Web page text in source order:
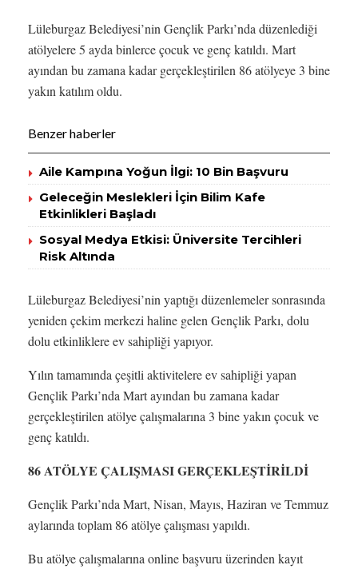
Lüleburgaz Belediyesi’nin Gençlik Parkı’nda düzenlediği
atölyelere 5 ayda binlerce çocuk ve genç katıldı. Mart
ayından bu zamana kadar gerçekleştirilen 86 atölyeye 3 bine
yakın katılım oldu.
Benzer haberler
Aile Kampına Yoğun İlgi: 10 Bin Başvuru
Geleceğin Meslekleri İçin Bilim Kafe
Etkinlikleri Başladı
Sosyal Medya Etkisi: Üniversite Tercihleri
Risk Altında
Lüleburgaz Belediyesi’nin yaptığı düzenlemeler sonrasında
yeniden çekim merkezi haline gelen Gençlik Parkı, dolu
dolu etkinliklere ev sahipliği yapıyor.
Yılın tamamında çeşitli aktivitelere ev sahipliği yapan
Gençlik Parkı’nda Mart ayından bu zamana kadar
gerçekleştirilen atölye çalışmalarına 3 bine yakın çocuk ve
genç katıldı.
86 ATÖLYE ÇALIŞMASI GERÇEKLEŞTİRİLDİ
Gençlik Parkı’nda Mart, Nisan, Mayıs, Haziran ve Temmuz
aylarında toplam 86 atölye çalışması yapıldı.
Bu atölye çalışmalarına online başvuru üzerinden kayıt